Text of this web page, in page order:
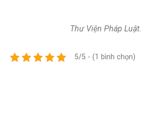
Thư Viện Pháp Luật.
5/5 - (1 bình chọn)